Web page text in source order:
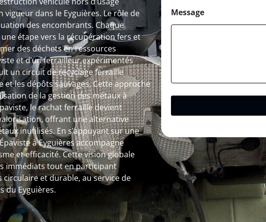
dans le Eyguières. Le rôle de
des encombrants. Chaque
étape vers la récupération fers et
des déchets en ressources
et d’un ferrailleur expérimentés
un circuit de recyclage ferraille
et les dépôts sauvages. Cette approche
de la gestion des métaux à
le rachat ferraille devient
offrant une alternative
inutilisés. En s’appuyant sur une
à Eyguières accompagne
et efficacité. Cette vision globale
immédiats tout en participant
et durable, au service de
du Eyguières.
Message